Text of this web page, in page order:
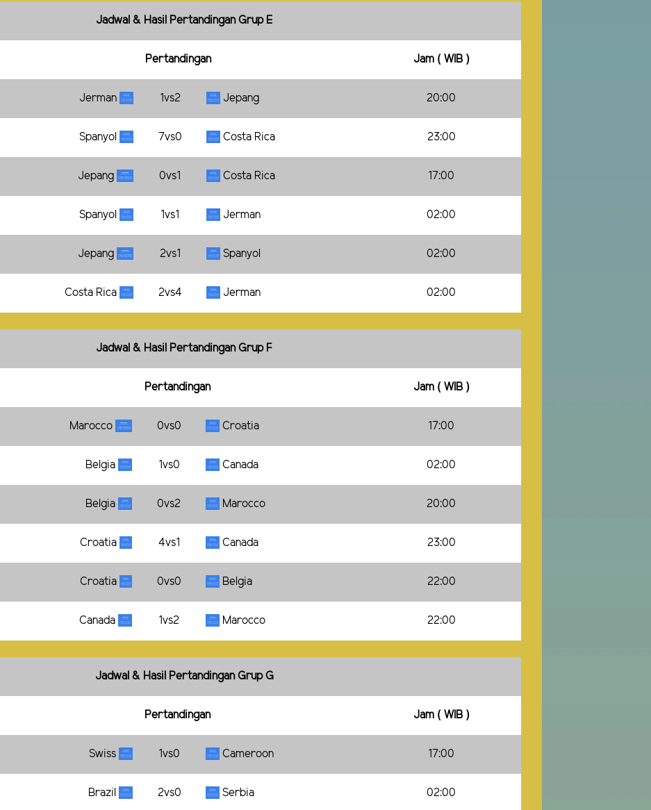
Jadwal & Hasil Pertandingan Grup E
Pertandingan Jam ( WIB )
Jerman 1vs2 Jepang 20:00
Spanyol 7vs0 Costa Rica 23:00
Jepang 0vs1 Costa Rica 17:00
Spanyol 1vs1 Jerman 02:00
Jepang 2vs1 Spanyol 02:00
Costa Rica 2vs4 Jerman 02:00
Jadwal & Hasil Pertandingan Grup F
Pertandingan Jam ( WIB )
Marocco 0vs0 Croatia 17:00
Belgia 1vs0 Canada 02:00
Belgia 0vs2 Marocco 20:00
Croatia 4vs1 Canada 23:00
Croatia 0vs0 Belgia 22:00
Canada 1vs2 Marocco 22:00
Jadwal & Hasil Pertandingan Grup G
Pertandingan Jam ( WIB )
Swiss 1vs0 Cameroon 17:00
Brazil 2vs0 Serbia 02:00